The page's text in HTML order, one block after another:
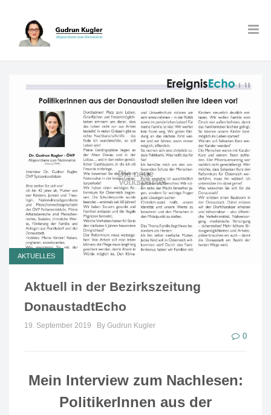
AKTUELLES
Aktuell in der Bezirkszeitung
DonaustadtEcho
19. September 2019 By Gudrun Kugler
0
Mein Interview zum Nachlesen:
PolitikerInnen aus der